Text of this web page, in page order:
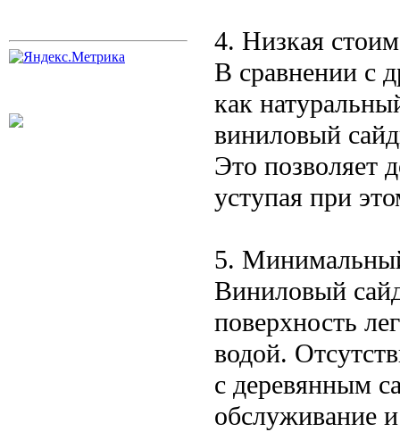
4. Низкая
В сравнении с
как
виниловый
Это позволяет
уступая при
5.
Виниловый
поверхность
водой.
с деревянным
обслуживание